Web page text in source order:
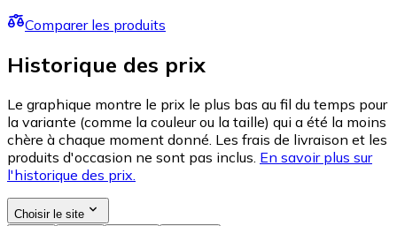
Comparer les produits
Historique des prix
Le graphique montre le prix le plus bas au fil du temps pour
la variante (comme la couleur ou la taille) qui a été la moins
chère à chaque moment donné. Les frais de livraison et les
produits d'occasion ne sont pas inclus. En savoir plus sur
l'historique des prix.
Choisir le site